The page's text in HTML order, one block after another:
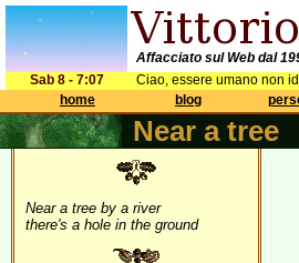
Affacciato sul Web dal
Sab 8 - 7:07
Ciao, essere umano non
home
blog
Near a tree
Near a tree by a river
there's a hole in the ground